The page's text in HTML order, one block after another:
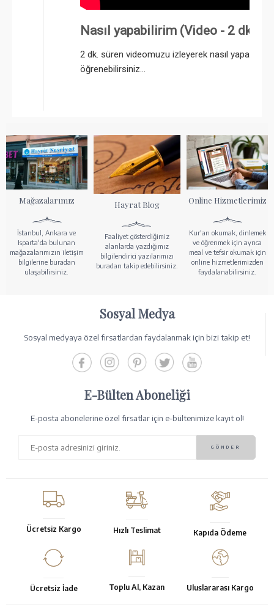
Nasıl yapabilirim (Video - 2 dk.)
2 dk. süren videomuzu izleyerek nasıl
öğrenebilirsiniz...
Mağazalarımız
İstanbul, Ankara ve
Isparta'da bulunan
mağazalarımızın iletişim
bilgilerine buradan
ulaşabilirsiniz.
Hayrat Blog
Faaliyet gösterdiğimiz
alanlarda yazdığımız
bilgilendirici yazılarımızı
buradan takip edebilirsiniz.
Online Hizmetlerimiz
Kur'an okumak, dinlemek
ve öğrenmek için ayrıca
meal ve tefsir okumak için
online hizmetlerimizden
faydalanabilirsiniz.
Sosyal Medya
Sosyal medyaya özel fırsatlardan faydalanmak için bizi takip et!
E-Bülten Aboneliği
E-posta abonelerine özel fırsatlar için e-bültenimize kayıt ol!
Ücretsiz Kargo Hızlı Teslimat Kapıda Ödeme
Ücretsiz İade Toplu Al, Kazan Uluslararası Kargo